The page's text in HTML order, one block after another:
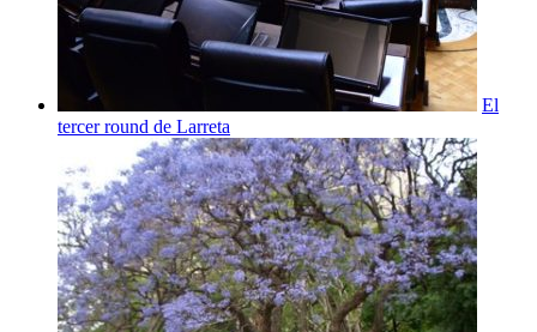
El
tercer round de Larreta